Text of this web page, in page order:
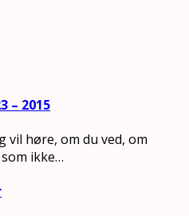
– 2015
vil høre, om du ved, om
ikke…